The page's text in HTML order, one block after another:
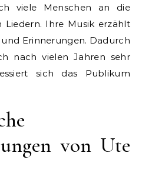
viele Menschen an die
Liedern. Ihre Musik erzählt
Erinnerungen. Dadurch
nach vielen Jahren sehr
sich das Publikum
von Ute